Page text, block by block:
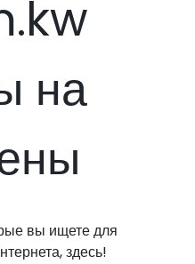
на
вы ищете для
здесь!